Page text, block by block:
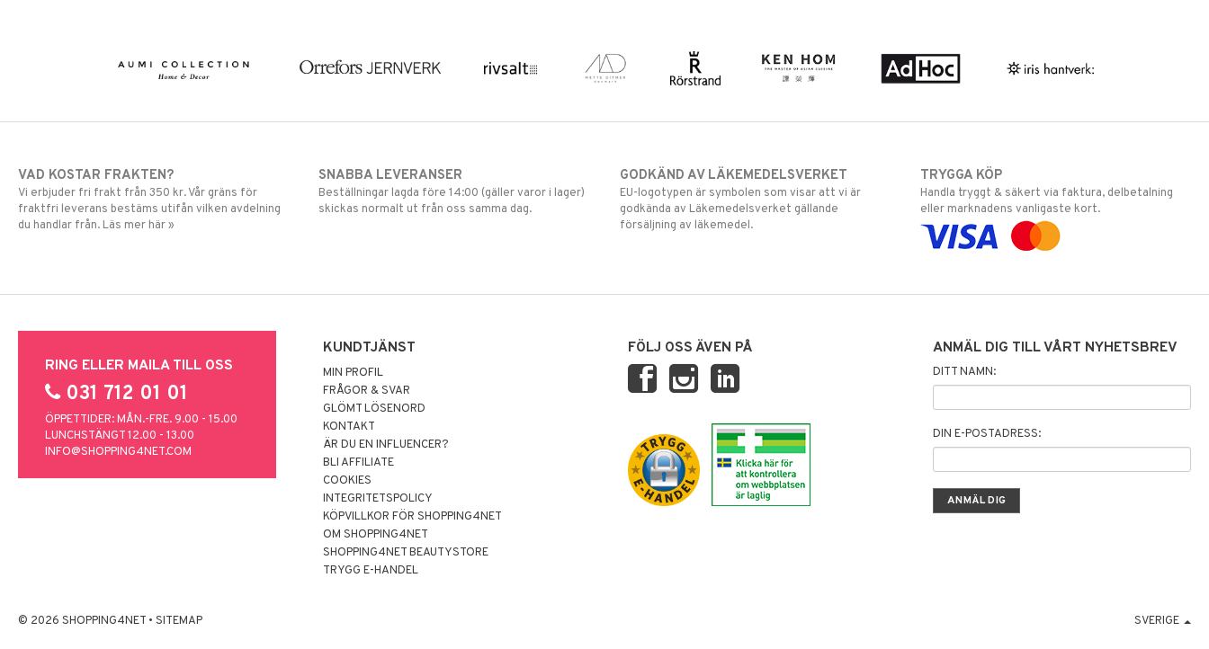
VAD KOSTAR FRAKTEN?
Vi erbjuder fri frakt från 350 kr. Vår gräns för
fraktfri leverans bestäms utifån vilken avdelning
du handlar från. Läs mer här »
SNABBA LEVERANSER
Beställningar lagda före 14:00 (gäller varor i lager)
skickas normalt ut från oss samma dag.
GODKÄND AV LÄKEMEDELSVERKET
EU-logotypen är symbolen som visar att vi är
godkända av Läkemedelsverket gällande
försäljning av läkemedel.
TRYGGA KÖP
Handla tryggt & säkert via faktura, delbetalning
eller marknadens vanligaste kort.
RING ELLER MAILA TILL OSS
031 712 01 01
ÖPPETTIDER: MÅN.-FRE. 9.00 - 15.00
LUNCHSTÄNGT 12.00 - 13.00
INFO@SHOPPING4NET.COM
KUNDTJÄNST
MIN PROFIL
FRÅGOR & SVAR
GLÖMT LÖSENORD
KONTAKT
ÄR DU EN INFLUENCER?
BLI AFFILIATE
COOKIES
INTEGRITETSPOLICY
KÖPVILLKOR FÖR SHOPPING4NET
OM SHOPPING4NET
SHOPPING4NET BEAUTYSTORE
TRYGG E-HANDEL
FÖLJ OSS ÄVEN PÅ ANMÄL DIG TILL VÅRT NYHETSBREV
DITT NAMN:
DIN E-POSTADRESS:
© 2026 SHOPPING4NET • SITEMAP SVERIGE